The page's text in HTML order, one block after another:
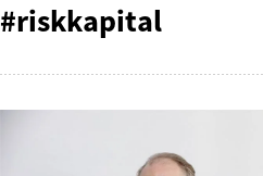
#riskkapital